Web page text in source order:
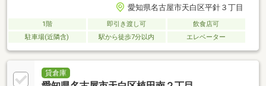
愛知県名古屋市天白区平針３丁目
1階 即引き渡し可
飲食店可
駐車場(近隣含)
駅から徒歩7分以内 エレベーター
貸倉庫